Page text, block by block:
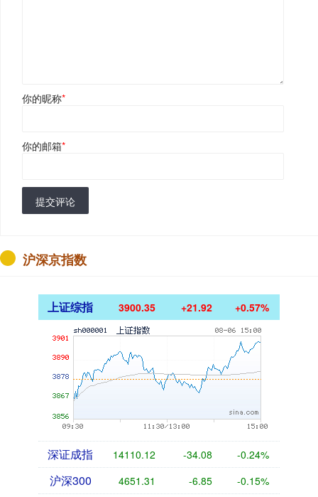
你的昵称*
你的邮箱*
提交评论
沪深京指数
上证综指 3900.35 +21.92 +0.57%
深证成指 14110.12 -34.08 -0.24%
沪深300 4651.31 -6.85 -0.15%